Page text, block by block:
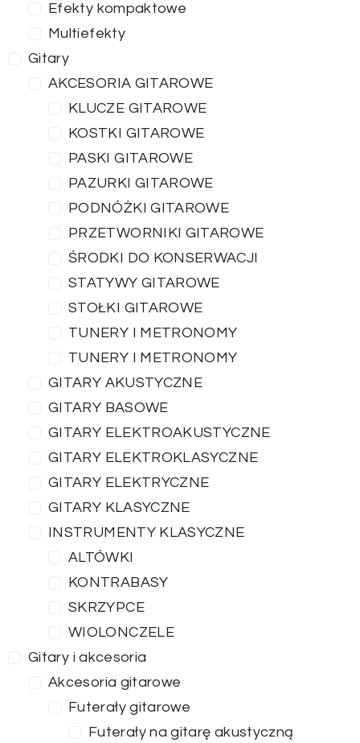
Efekty kompaktowe
Multiefekty
Gitary
AKCESORIA GITAROWE
KLUCZE GITAROWE
KOSTKI GITAROWE
PASKI GITAROWE
PAZURKI GITAROWE
PODNÓŻKI GITAROWE
PRZETWORNIKI GITAROWE
ŚRODKI DO KONSERWACJI
STATYWY GITAROWE
STOŁKI GITAROWE
TUNERY I METRONOMY
TUNERY I METRONOMY
GITARY AKUSTYCZNE
GITARY BASOWE
GITARY ELEKTROAKUSTYCZNE
GITARY ELEKTROKLASYCZNE
GITARY ELEKTRYCZNE
GITARY KLASYCZNE
INSTRUMENTY KLASYCZNE
ALTÓWKI
KONTRABASY
SKRZYPCE
WIOLONCZELE
Gitary i akcesoria
Akcesoria gitarowe
Futerały gitarowe
Futerały na gitarę akustyczną